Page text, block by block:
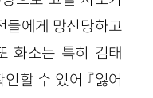
들에게 망신당하고
화소는 특히 김태
할 수 있어 『잃어